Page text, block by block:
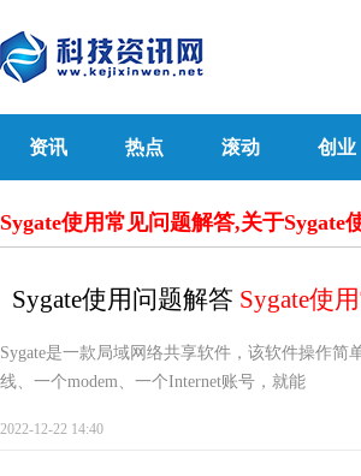
资讯 热点 滚动 创业
Sygate使用常见问题解答,关于
Sygate使用问题解答 Sygate使
Sygate是一款局域网络共享软件，该软件操作
线、一个modem、一个Internet账号，就能
2022-12-22 14:40